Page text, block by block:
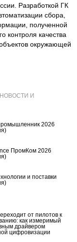
Разработкой ГК
сбора,
полученной
контроля качества
окружающей
И
2026
ПромКом 2026
и поставки
от пилотов к
как измеримый
драйвером
цифровизации